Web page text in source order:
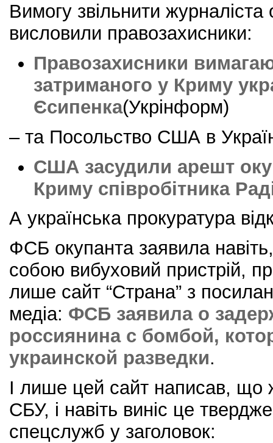
Вимогу звільнити журналіста
висловили правозахисники:
Правозахисники
затриманого у Криму
Єсипенка(Укрінформ)
– та Посольство США в
США засудили арешт
Криму співробітника
А українська прокуратура
ФСБ окупанта заявила
собою вибуховий пристрій,
лише сайт “Страна” з
медіа: ФСБ заявила о
россиянина с бомбой,
украинской разведки.
І лише цей сайт написав, що
СБУ, і навіть виніс це
спецслужб у заголовок: